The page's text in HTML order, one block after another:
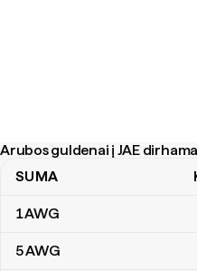
Arubos guldenai į JAE
Arubos guldenai į JAE dirhamai
SUMA
1AWG
5AWG